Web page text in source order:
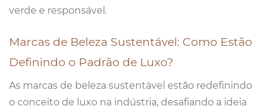
verde e responsável.
Marcas de Beleza Sustentável: Como Estão
Definindo o Padrão de Luxo?
As marcas de beleza sustentável estão redefinindo
o conceito de luxo na indústria, desafiando a ideia